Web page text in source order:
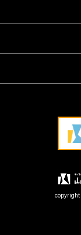
copyright